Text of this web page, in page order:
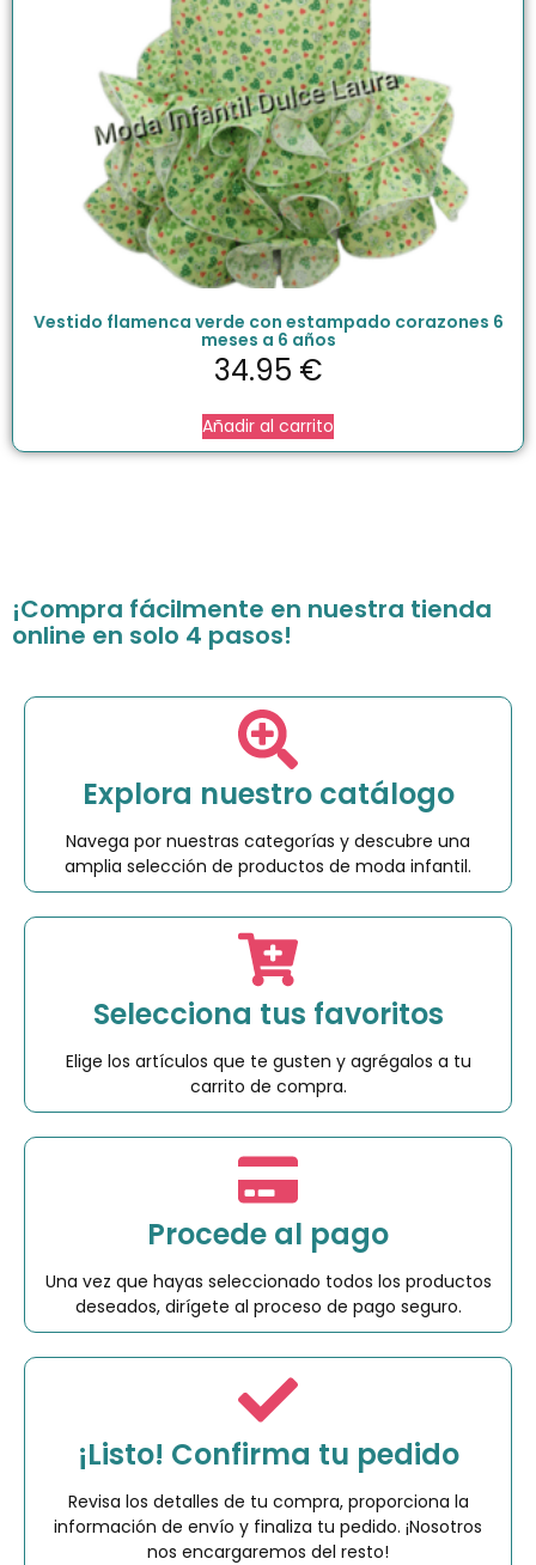
Vestido flamenca verde con estampado corazones 6
meses a 6 años
34.95 €
Añadir al carrito
¡Compra fácilmente en nuestra tienda
online en solo 4 pasos!
Explora nuestro catálogo
Navega por nuestras categorías y descubre una
amplia selección de productos de moda infantil.
Selecciona tus favoritos
Elige los artículos que te gusten y agrégalos a tu
carrito de compra.
Procede al pago
Una vez que hayas seleccionado todos los productos
deseados, dirígete al proceso de pago seguro.
¡Listo! Confirma tu pedido
Revisa los detalles de tu compra, proporciona la
información de envío y finaliza tu pedido. ¡Nosotros
nos encargaremos del resto!